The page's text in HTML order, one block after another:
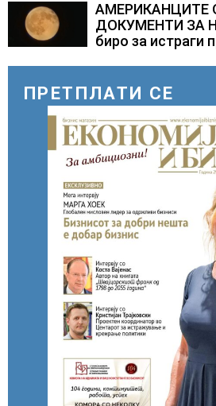
АМЕРИКАНЦИТЕ
ДОКУМЕНТИ ЗА
биро за истраги
ПРЕТПЛАТИ СЕ